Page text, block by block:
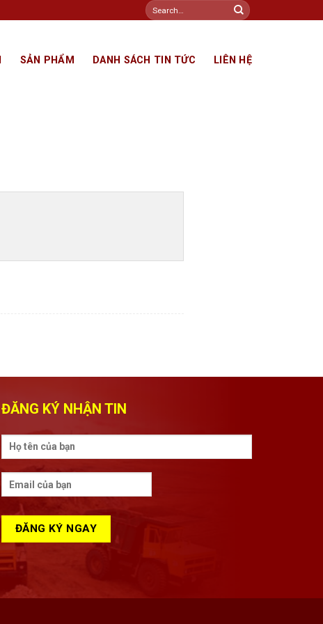
Search
for:
SẢN PHẨM DANH SÁCH TIN TỨC LIÊN HỆ
ĐĂNG KÝ NHẬN TIN